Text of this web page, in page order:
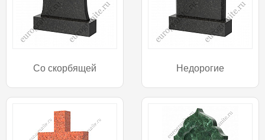
Со скорбящей Недорогие